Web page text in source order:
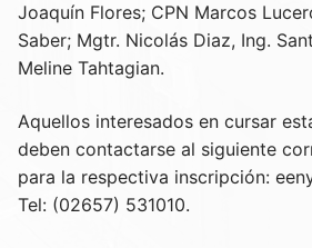
Joaquín Flores; CPN Marcos
Saber; Mgtr. Nicolás Diaz, Ing.
Meline Tahtagian.
Aquellos interesados en cursar
deben contactarse al siguiente
para la respectiva inscripción:
Tel: (02657) 531010.